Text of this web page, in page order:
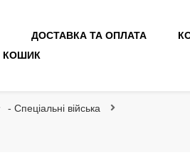
ДОСТАВКА ТА ОПЛАТА
КОШИК
- Спеціальні війська